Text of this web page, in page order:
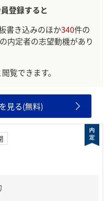
登録すると
書き込みのほか340件の
内定者の志望動機があり
覧できます。
見る(無料)